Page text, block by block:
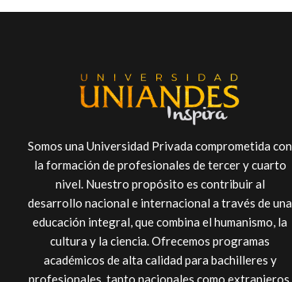
Somos una Universidad Privada comprometida con
la formación de profesionales de tercer y cuarto
nivel. Nuestro propósito es contribuir al
desarrollo nacional e internacional a través de una
educación integral, que combina el humanismo, la
cultura y la ciencia. Ofrecemos programas
académicos de alta calidad para bachilleres y